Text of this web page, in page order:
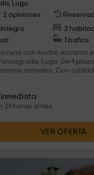
Lugo
2 opiniones
2
1 baños
rural con mucho encanto
Lugo. De 4
animales. Con
reducida. Entre bosque y
minutos. Con estuda a
parking. ¡No te lo pierdas!
inmediata
24 horas antes
VER OFERTA